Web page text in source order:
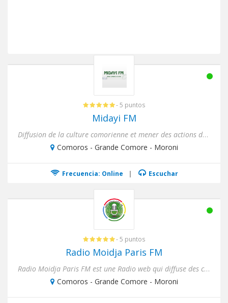
- 5 puntos
Midayi FM
Diffusion de la culture comorienne et mener des actions de sensibilisation sur la citoyenneté française et sur la r...
Comoros - Grande Comore - Moroni
Frecuencia: Online | Escuchar
- 5 puntos
Radio Moidja Paris FM
Radio Moidja Paris FM est une Radio web qui diffuse des chanson ComorienPour faire découvrir les talents des artiste...
Comoros - Grande Comore - Moroni